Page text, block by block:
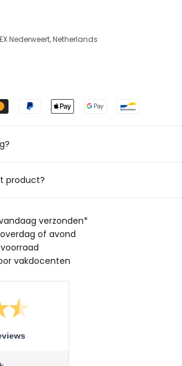
Nederweert, Netherlands
product?
verzonden*
of avond
vakdocenten